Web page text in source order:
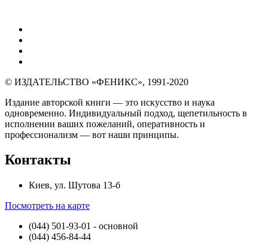
© ИЗДАТЕЛЬСТВО «ФЕНИКС», 1991-2020
Издание авторской книги — это искусство и наука
одновременно. Индивидуальный подход, щепетильность в
исполнении ваших пожеланий, оперативность и
профессионализм — вот наши принципы.
Контакты
Киев, ул. Шутова 13-б
Посмотреть на карте
(044) 501-93-01 - основной
(044) 456-84-44